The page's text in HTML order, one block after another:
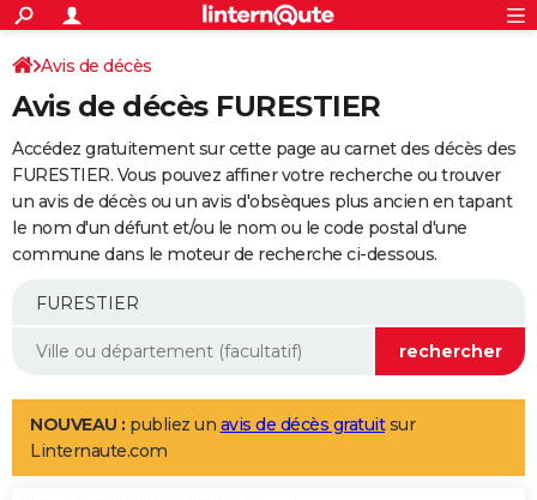
ACTUALITÉS
Politique
Société
Faits Divers
Education
Monde
Villes
+
SPORT
Coupe du monde 2026
Football
Tennis
Cyclisme
Rugby
Forum
Programme TV
TNT
Streaming
Cinéma
Sorties cinéma
Musique
+
FINANCE
Impôts
Immobilier
Risques naturels par ville
Banque
Assurance
Crédit
AUTO
Essais
Réserver un essai
Citadines
Berlines
SUV
Forum auto
+
Mobiles
Meilleur smartphone
Internet
Ordinateurs
Jeux vidéo
Guide high-tech
Aménagement intérieur
LIFESTYLE
Art de vivre
Bien-être
Loisirs
Mode
Modes de vie
Avis de décès
Avis de décès FURESTIER
Accédez gratuitement sur cette page au carnet des décès des
FURESTIER. Vous pouvez affiner votre recherche ou trouver
un avis de décès ou un avis d'obsèques plus ancien en tapant
le nom d'un défunt et/ou le nom ou le code postal d'une
commune dans le moteur de recherche ci-dessous.
NOUVEAU : publiez un avis de décès gratuitsur
Linternaute.com